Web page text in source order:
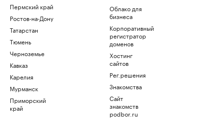
Пермский край
Ростов-на-Дону
Татарстан
Тюмень
Черноземье
Кавказ
Карелия
Мурманск
Приморский
край
Облако для
бизнеса
Корпоративный
регистратор
доменов
Хостинг
сайтов
Рег.решения
Знакомства
Сайт
знакомств
podbor.ru